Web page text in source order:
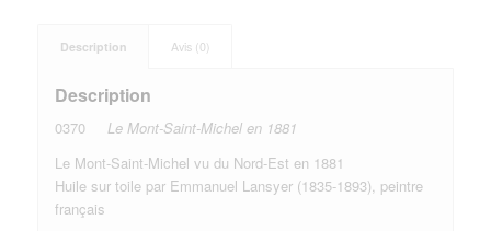
Description Avis (0)
Description
0370 Le Mont-Saint-Michel en 1881
Le Mont-Saint-Michel vu du Nord-Est en 1881
Huile sur toile par Emmanuel Lansyer (1835-1893), peintre
français